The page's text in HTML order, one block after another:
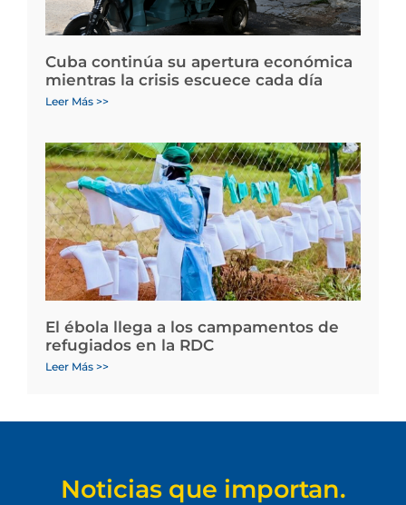
Cuba continúa su apertura económica
mientras la crisis escuece cada día
Leer Más >>
El ébola llega a los campamentos de
refugiados en la RDC
Leer Más >>
Noticias que importan.